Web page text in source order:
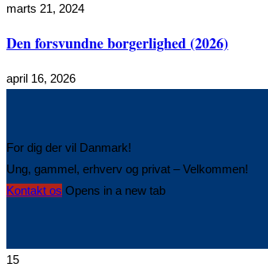
marts 21, 2024
Den forsvundne borgerlighed (2026)
april 16, 2026
For dig der vil Danmark!
Ung, gammel, erhverv og privat – Velkommen!
Kontakt os Opens in a new tab
15